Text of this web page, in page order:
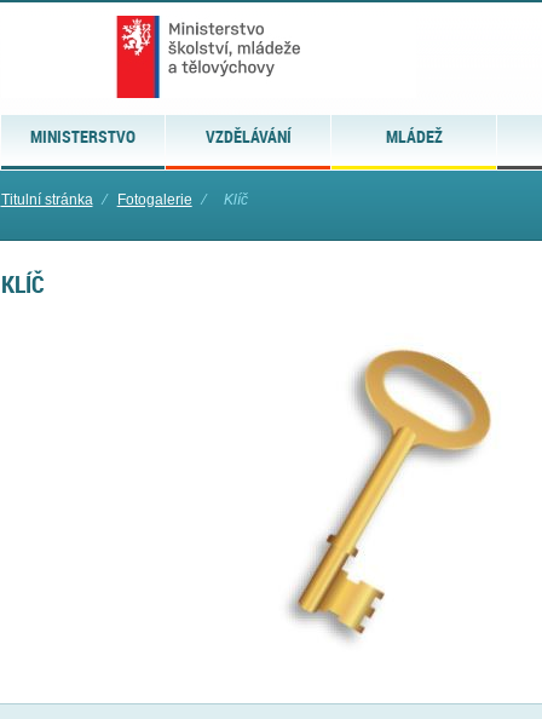
MINISTERSTVO VZDĚLÁVÁNÍ MLÁDEŽ
Titulní stránka ⁄ Fotogalerie ⁄ Klíč
KLÍČ